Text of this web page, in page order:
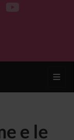
e le